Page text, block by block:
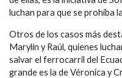
luchan para que se prohíba
Otros de los casos más
Marylin y Raúl, quienes
salvar el ferrocarril del
grande es la de Véronica y